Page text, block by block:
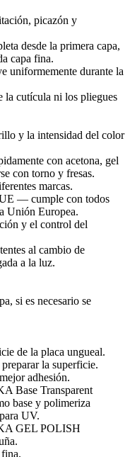
picazón y
desde la primera capa,
capa fina.
durante la
cutícula ni los pliegues
y la intensidad del color
con acetona, gel
con torno y fresas.
marcas.
— cumple con todos
Unión Europea.
y el control del
al cambio de
a la luz.
si es necesario se
de la placa ungueal.
la superficie.
adhesión.
Base Transparent
base y polimeriza
UV.
GEL POLISH